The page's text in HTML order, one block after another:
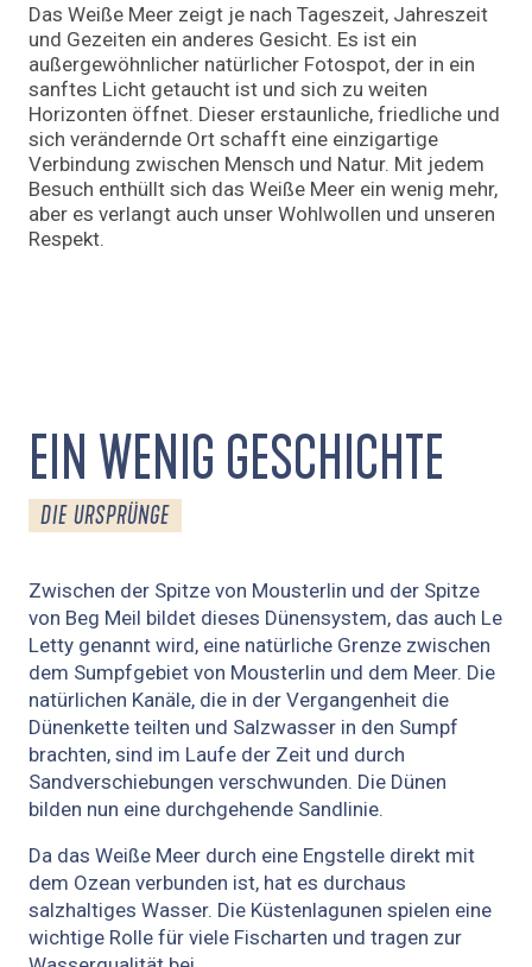
Das Weiße Meer zeigt je nach Tageszeit, Jahreszeit
und Gezeiten ein anderes Gesicht. Es ist ein
außergewöhnlicher natürlicher Fotospot, der in ein
sanftes Licht getaucht ist und sich zu weiten
Horizonten öffnet. Dieser erstaunliche, friedliche und
sich verändernde Ort schafft eine einzigartige
Verbindung zwischen Mensch und Natur. Mit jedem
Besuch enthüllt sich das Weiße Meer ein wenig mehr,
aber es verlangt auch unser Wohlwollen und unseren
Respekt.
EIN WENIG GESCHICHTE
DIE URSPRÜNGE
Zwischen der Spitze von Mousterlin und der Spitze
von Beg Meil bildet dieses Dünensystem, das auch Le
Letty genannt wird, eine natürliche Grenze zwischen
dem Sumpfgebiet von Mousterlin und dem Meer. Die
natürlichen Kanäle, die in der Vergangenheit die
Dünenkette teilten und Salzwasser in den Sumpf
brachten, sind im Laufe der Zeit und durch
Sandverschiebungen verschwunden. Die Dünen
bilden nun eine durchgehende Sandlinie.
Da das Weiße Meer durch eine Engstelle direkt mit
dem Ozean verbunden ist, hat es durchaus
salzhaltiges Wasser. Die Küstenlagunen spielen eine
wichtige Rolle für viele Fischarten und tragen zur